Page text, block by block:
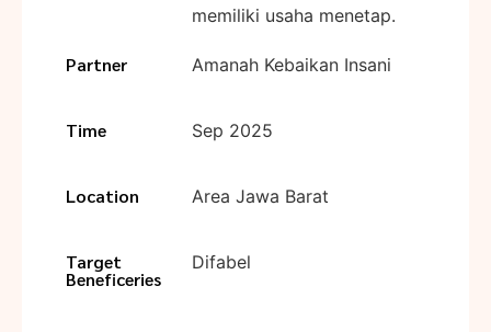
memiliki usaha menetap.
Partner Amanah Kebaikan Insani
Time Sep 2025
Location Area Jawa Barat
Target
Beneficeries
Difabel